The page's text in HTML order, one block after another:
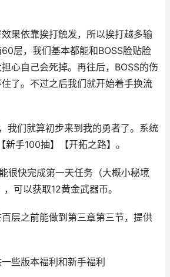
效果依靠挨打触发，所以挨打越多输
层，我们基本都能和BOSS脸贴脸
心自己会死掉。再往后，BOSS的伤
了。不过之后我们就开始着手换流
我们就算初步来到我的勇者了。系统
手100抽】【开拓之路】。
很快完成第一天任务（大概小秘境
可以获取12黄金武器币。
百层之前能做到第三章第三节，提供
些版本福利和新手福利